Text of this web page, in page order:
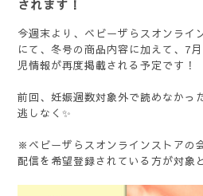
されます！
今週末より、ベビーザらスオンライ
にて、冬号の商品内容に加えて、7
児情報が再度掲載される予定です！
前回、妊娠週数対象外で読めなかっ
逃しなく✨
※ ベビーザらスオンラインストアの
配信を希望登録されている方が対象